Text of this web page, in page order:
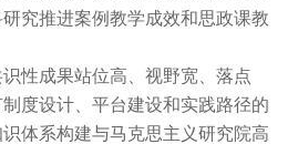
究推进案例教学成效和思政课教
性成果站位高、视野宽、落点
度设计、平台建设和实践路径的
体系构建与马克思主义研究院高